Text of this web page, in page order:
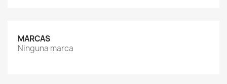
MARCAS
Ninguna marca